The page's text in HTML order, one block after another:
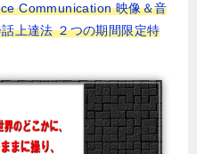
Communication 映像＆音
上達法 ２つの期間限定特